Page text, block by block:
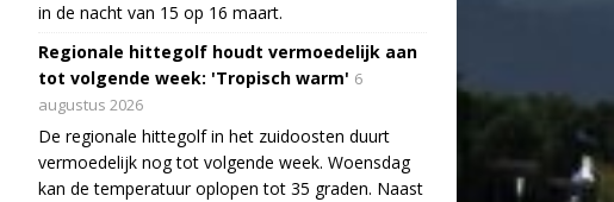
in de nacht van 15 op 16 maart.
Regionale hittegolf houdt vermoedelijk aan
tot volgende week: 'Tropisch warm' 6
augustus 2026
De regionale hittegolf in het zuidoosten duurt
vermoedelijk nog tot volgende week. Woensdag
kan de temperatuur oplopen tot 35 graden. Naast